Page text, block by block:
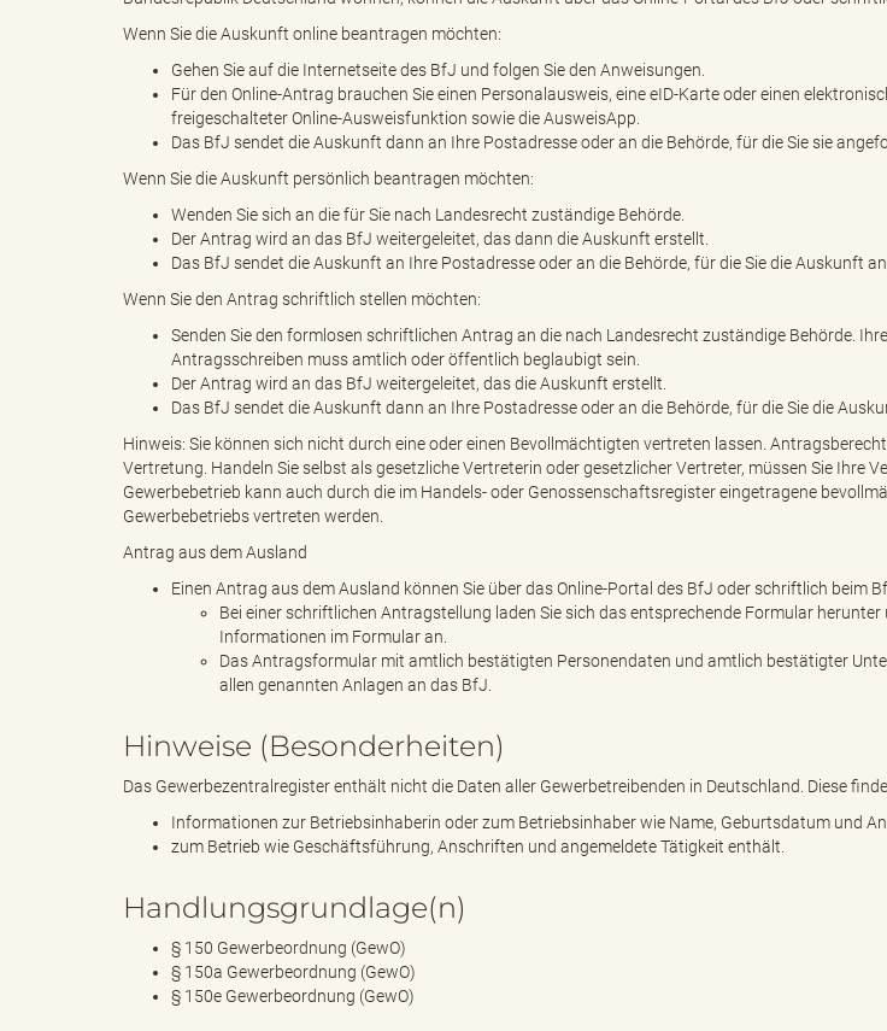
r
l
n
k
u
g
Wenn Sie die Auskunft online beantragen möchten:
Gehen Sie auf die Internetseite des BfJ und folgen Sie den Anweisungen.
Für den Online-Antrag brauchen Sie einen Personalausweis, eine eID-Karte oder einen
freigeschalteter Online-Ausweisfunktion sowie die AusweisApp.
Das BfJ sendet die Auskunft dann an Ihre Postadresse oder an die Behörde, für die Sie sie
Wenn Sie die Auskunft persönlich beantragen möchten:
Wenden Sie sich an die für Sie nach Landesrecht zuständige Behörde.
Der Antrag wird an das BfJ weitergeleitet, das dann die Auskunft erstellt.
Das BfJ sendet die Auskunft an Ihre Postadresse oder an die Behörde, für die Sie die Auskunft
Wenn Sie den Antrag schriftlich stellen möchten:
Senden Sie den formlosen schriftlichen Antrag an die nach Landesrecht zuständige Behörde.
Antragsschreiben muss amtlich oder öffentlich beglaubigt sein.
Der Antrag wird an das BfJ weitergeleitet, das die Auskunft erstellt.
Das BfJ sendet die Auskunft dann an Ihre Postadresse oder an die Behörde, für die Sie die
Hinweis: Sie können sich nicht durch eine oder einen Bevollmächtigten vertreten lassen.
Vertretung. Handeln Sie selbst als gesetzliche Vertreterin oder gesetzlicher Vertreter, müssen Sie Ihre
Gewerbebetrieb kann auch durch die im Handels- oder Genossenschaftsregister eingetragene
Gewerbebetriebs vertreten werden.
Antrag aus dem Ausland
Einen Antrag aus dem Ausland können Sie über das Online-Portal des BfJ oder schriftlich beim
Bei einer schriftlichen Antragstellung laden Sie sich das entsprechende Formular herunter
Informationen im Formular an.
Das Antragsformular mit amtlich bestätigten Personendaten und amtlich bestätigter
allen genannten Anlagen an das BfJ.
Hinweise (Besonderheiten)
Das Gewerbezentralregister enthält nicht die Daten aller Gewerbetreibenden in Deutschland. Diese
Informationen zur Betriebsinhaberin oder zum Betriebsinhaber wie Name, Geburtsdatum und
zum Betrieb wie Geschäftsführung, Anschriften und angemeldete Tätigkeit enthält.
Handlungsgrundlage(n)
§ 150 Gewerbeordnung (GewO)
§ 150a Gewerbeordnung (GewO)
§ 150e Gewerbeordnung (GewO)